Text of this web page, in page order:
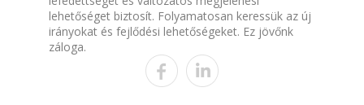
lehetőséget biztosít. Folyamatosan keressük az új
irányokat és fejlődési lehetőségeket. Ez jövőnk
záloga.